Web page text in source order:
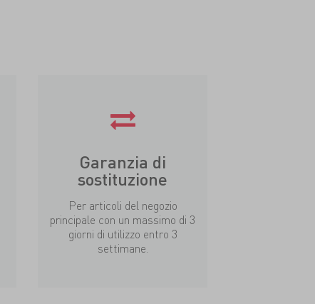
Garanzia di
sostituzione
Per articoli del negozio
principale con un massimo di 3
giorni di utilizzo entro 3
settimane.